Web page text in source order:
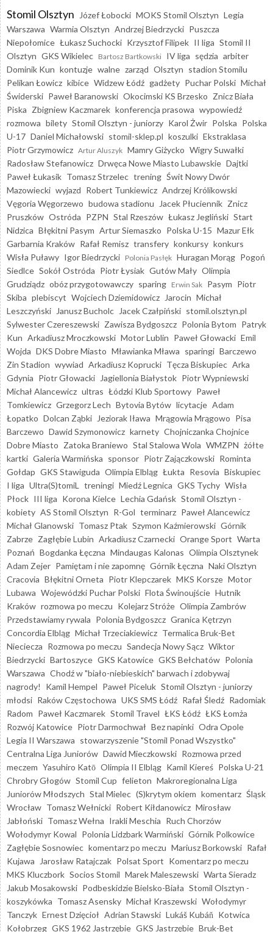
Stomil Olsztyn Józef Łobocki MOKS Stomil Olsztyn Legia
Warszawa Warmia Olsztyn Andrzej Biedrzycki Puszcza
Niepołomice Łukasz Suchocki Krzysztof Filipek II liga Stomil II
Olsztyn GKS Wikielec Bartosz Bartkowski IV liga sędzia arbiter
Dominik Kun kontuzje walne zarząd Olsztyn stadion Stomilu
Pelikan Łowicz kibice Widzew Łódź gadżety Puchar Polski Michał
Świderski Paweł Baranowski Okocimski KS Brzesko Znicz Biała
Piska Zbigniew Kaczmarek konferencja prasowa wypowiedź
rozmowa bilety Stomil Olsztyn - juniorzy Karol Żwir Polska Polska
U-17 Daniel Michałowski stomil-sklep.pl koszulki Ekstraklasa
Piotr Grzymowicz Artur Aluszyk Mamry Giżycko Wigry Suwałki
Radosław Stefanowicz Drwęca Nowe Miasto Lubawskie Dajtki
Paweł Łukasik Tomasz Strzelec trening Świt Nowy Dwór
Mazowiecki wyjazd Robert Tunkiewicz Andrzej Królikowski
Vęgoria Węgorzewo budowa stadionu Jacek Płuciennik Znicz
Pruszków Ostróda PZPN Stal Rzeszów Łukasz Jegliński Start
Nidzica Błękitni Pasym Artur Siemaszko Polska U-15 Mazur Ełk
Garbarnia Kraków Rafał Remisz transfery konkursy konkurs
Wisła Puławy Igor Biedrzycki Polonia Pasłęk Huragan Morąg Pogoń
Siedlce Sokół Ostróda Piotr Łysiak Gutów Mały Olimpia
Grudziądz obóz przygotowawczy sparing Erwin Sak Pasym Piotr
Skiba plebiscyt Wojciech Dziemidowicz Jarocin Michał
Leszczyński
Janusz Bucholc Jacek Czałpiński stomil.olsztyn.pl
Sylwester Czereszewski Zawisza Bydgoszcz Polonia Bytom Patryk
Kun Arkadiusz Mroczkowski Motor Lublin Paweł Głowacki Emil
Wojda DKS Dobre Miasto Mławianka Mława sparingi Barczewo
Zin Stadion wywiad Arkadiusz Koprucki Tęcza Biskupiec Arka
Gdynia Piotr Głowacki Jagiellonia Białystok Piotr Wypniewski
Michał Alancewicz ultras Łódzki Klub Sportowy Paweł
Tomkiewicz Grzegorz Lech Bytovia Bytów licytacje Adam
Łopatko Dolcan Ząbki Jeziorak Iława Mrągowia Mrągowo Pisa
Barczewo Dawid Szymonowicz karnety Chojniczanka Chojnice
Dobre Miasto Zatoka Braniewo Stal Stalowa Wola WMZPN żółte
kartki Galeria Warmińska sponsor Piotr Zajączkowski Rominta
Gołdap GKS Stawiguda Olimpia Elbląg Łukta Resovia Biskupiec
I liga Ultra(S)tomiL treningi Miedź Legnica GKS Tychy Wisła
Płock III liga Korona Kielce Lechia Gdańsk Stomil Olsztyn -
kobiety AS Stomil Olsztyn R-Gol terminarz Paweł Alancewicz
Michał Glanowski Tomasz Ptak Szymon Kaźmierowski Górnik
Zabrze Zagłębie Lubin Arkadiusz Czarnecki Orange Sport Warta
Poznań Bogdanka Łęczna Mindaugas Kalonas Olimpia Olsztynek
Adam Zejer Pamiętam i nie zapomnę Górnik Łęczna Naki Olsztyn
Cracovia Błękitni Orneta Piotr Klepczarek MKS Korsze Motor
Lubawa Wojewódzki Puchar Polski Flota Świnoujście Hutnik
Kraków rozmowa po meczu Kolejarz Stróże Olimpia Zambrów
Przedstawiamy rywala Polonia Bydgoszcz Granica Kętrzyn
Concordia Elbląg Michał Trzeciakiewicz Termalica Bruk-Bet
Nieciecza Rozmowa po meczu Sandecja Nowy Sącz Wiktor
Biedrzycki Bartoszyce GKS Katowice GKS Bełchatów Polonia
Warszawa Chodź w "biało-niebieskich" barwach i zdobywaj
nagrody!
Kamil Hempel Paweł Piceluk Stomil Olsztyn - juniorzy
młodsi Raków Częstochowa UKS SMS Łódź Rafał Śledź Radomiak
Radom Paweł Kaczmarek Stomil Travel ŁKS Łódź ŁKS Łomża
Rozwój Katowice Piotr Darmochwał Bez napinki Odra Opole
Legia II Warszawa stowarzyszenie "Stomil Ponad Wszystko"
Centralna Liga Juniorów Dawid Mieczkowski Rozmowa przed
meczem Yasuhiro Katō Olimpia II Elbląg Kamil Kiereś Polska U-21
Chrobry Głogów Stomil Cup felieton Makroregionalna Liga
Juniorów Młodszych Stal Mielec (S)krytym okiem komentarz Śląsk
Wrocław Tomasz Wełnicki Robert Kiłdanowicz Mirosław
Jabłoński Tomasz Wełna Irakli Meschia Ruch Chorzów
Wołodymyr Kowal Polonia Lidzbark Warmiński Górnik Polkowice
Zagłębie Sosnowiec komentarz po meczu Mariusz Borkowski Rafał
Kujawa
Jarosław Ratajczak Polsat Sport Komentarz po meczu
MKS Kluczbork Socios Stomil Marek Maleszewski Warta Sieradz
Jakub Mosakowski Podbeskidzie Bielsko-Biała Stomil Olsztyn -
koszykówka Tomasz Asensky Michał Kraszewski Wołodymyr
Tanczyk Ernest Dzięcioł Adrian Stawski Lukáš Kubáň Kotwica
Kołobrzeg GKS 1962 Jastrzębie GKS Jastrzębie Bruk-Bet